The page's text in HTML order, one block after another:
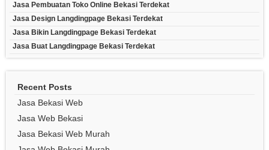
Jasa Pembuatan Toko Online Bekasi Terdekat
Jasa Design Langdingpage Bekasi Terdekat
Jasa Bikin Langdingpage Bekasi Terdekat
Jasa Buat Langdingpage Bekasi Terdekat
Recent Posts
Jasa Bekasi Web
Jasa Web Bekasi
Jasa Bekasi Web Murah